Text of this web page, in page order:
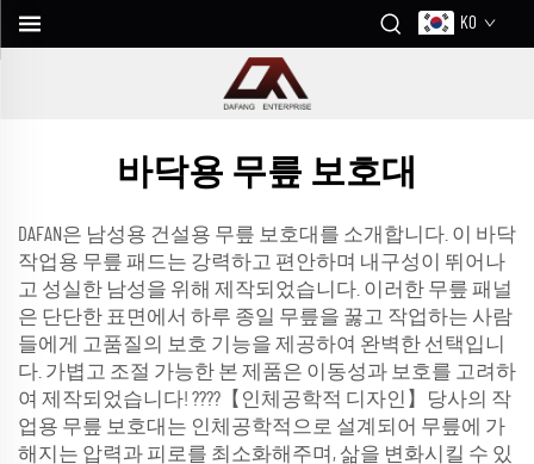
KO
바닥용 무릎 보호대
DAFAN은 남성용 건설용 무릎 보호대를 소개합니다. 이 바닥
작업용 무릎 패드는 강력하고 편안하며 내구성이 뛰어나
고 성실한 남성을 위해 제작되었습니다. 이러한 무릎 패널
은 단단한 표면에서 하루 종일 무릎을 꿇고 작업하는 사람
들에게 고품질의 보호 기능을 제공하여 완벽한 선택입니
다. 가볍고 조절 가능한 본 제품은 이동성과 보호를 고려하
여 제작되었습니다! ????【인체공학적 디자인】당사의 작
업용 무릎 보호대는 인체공학적으로 설계되어 무릎에 가
해지는 압력과 피로를 최소화해주며, 삶을 변화시킬 수 있